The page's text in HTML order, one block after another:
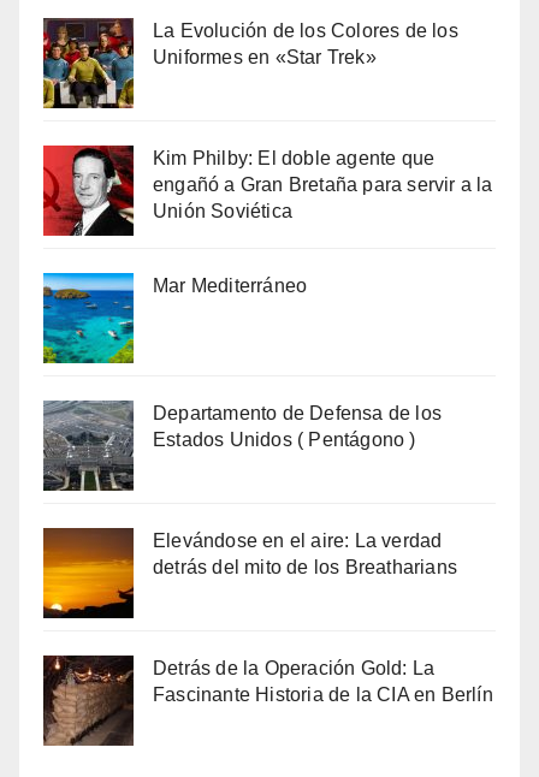
La Evolución de los Colores de los
Uniformes en «Star Trek»
Kim Philby: El doble agente que
engañó a Gran Bretaña para servir a la
Unión Soviética
Mar Mediterráneo
Departamento de Defensa de los
Estados Unidos ( Pentágono )
Elevándose en el aire: La verdad
detrás del mito de los Breatharians
Detrás de la Operación Gold: La
Fascinante Historia de la CIA en Berlín